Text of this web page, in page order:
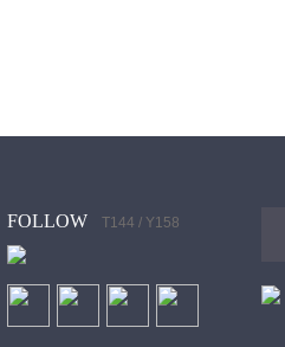
FOLLOW T144 / Y158